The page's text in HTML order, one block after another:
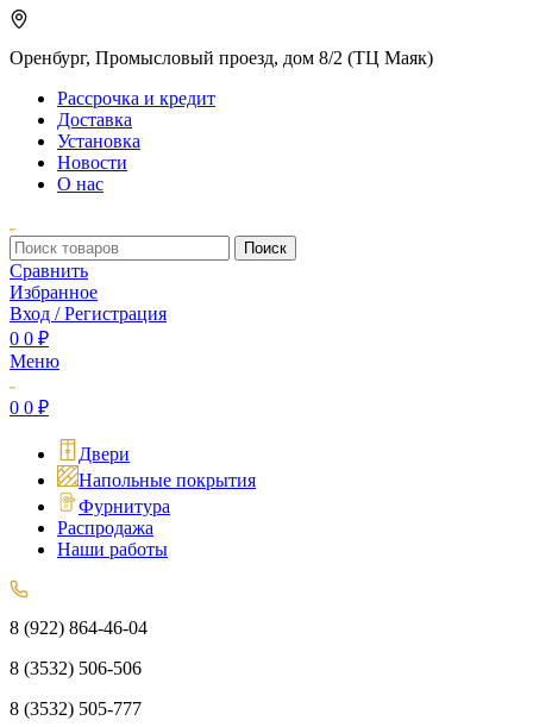
Оренбург, Промысловый проезд, дом 8/2 (ТЦ Маяк)
Рассрочка и кредит
Доставка
Установка
Новости
О нас
Поиск
Сравнить
Избранное
Вход / Регистрация
0 0 ₽
Меню
0 0 ₽
Двери
Напольные покрытия
Фурнитура
Распродажа
Наши работы
8 (922) 864-46-04
8 (3532) 506-506
8 (3532) 505-777